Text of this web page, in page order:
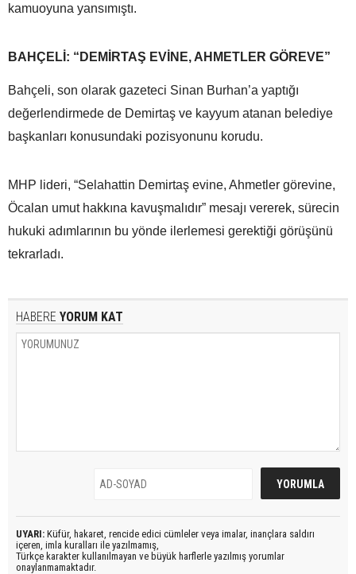
kamuoyuna yansımıştı.
BAHÇELİ: “DEMİRTAŞ EVİNE, AHMETLER GÖREVE”
Bahçeli, son olarak gazeteci Sinan Burhan’a yaptığı
değerlendirmede de Demirtaş ve kayyum atanan belediye
başkanları konusundaki pozisyonunu korudu.
MHP lideri, “Selahattin Demirtaş evine, Ahmetler görevine,
Öcalan umut hakkına kavuşmalıdır” mesajı vererek, sürecin
hukuki adımlarının bu yönde ilerlemesi gerektiği görüşünü
tekrarladı.
HABERE YORUM KAT
UYARI: Küfür, hakaret, rencide edici cümleler veya imalar, inançlara saldırı
içeren, imla kuralları ile yazılmamış,
Türkçe karakter kullanılmayan ve büyük harflerle yazılmış yorumlar
onaylanmamaktadır.